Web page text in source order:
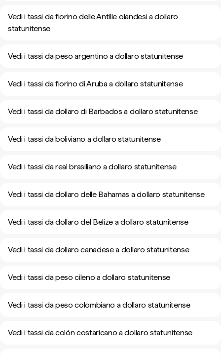
Vedi i tassi da fiorino delle Antille olandesi a dollaro
statunitense
Vedi i tassi da peso argentino a dollaro statunitense
Vedi i tassi da fiorino di Aruba a dollaro statunitense
Vedi i tassi da dollaro di Barbados a dollaro statunitense
Vedi i tassi da boliviano a dollaro statunitense
Vedi i tassi da real brasiliano a dollaro statunitense
Vedi i tassi da dollaro delle Bahamas a dollaro statunitense
Vedi i tassi da dollaro del Belize a dollaro statunitense
Vedi i tassi da dollaro canadese a dollaro statunitense
Vedi i tassi da peso cileno a dollaro statunitense
Vedi i tassi da peso colombiano a dollaro statunitense
Vedi i tassi da colón costaricano a dollaro statunitense